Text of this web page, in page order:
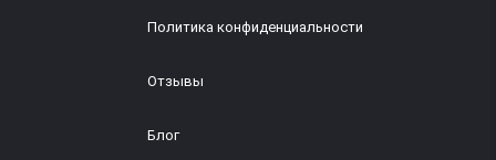
Политика конфиденциальности
Отзывы
Блог